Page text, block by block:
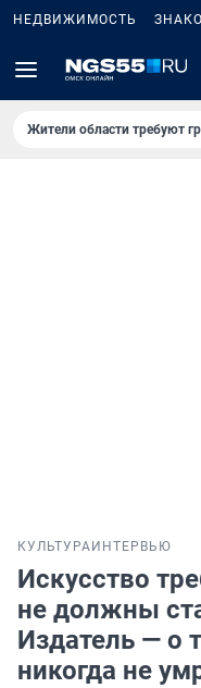
НЕДВИЖИМОСТЬ
Жители области требуют
КУЛЬТУРА ИНТЕРВЬЮ
Искусство
не должны
Издатель — о
никогда не